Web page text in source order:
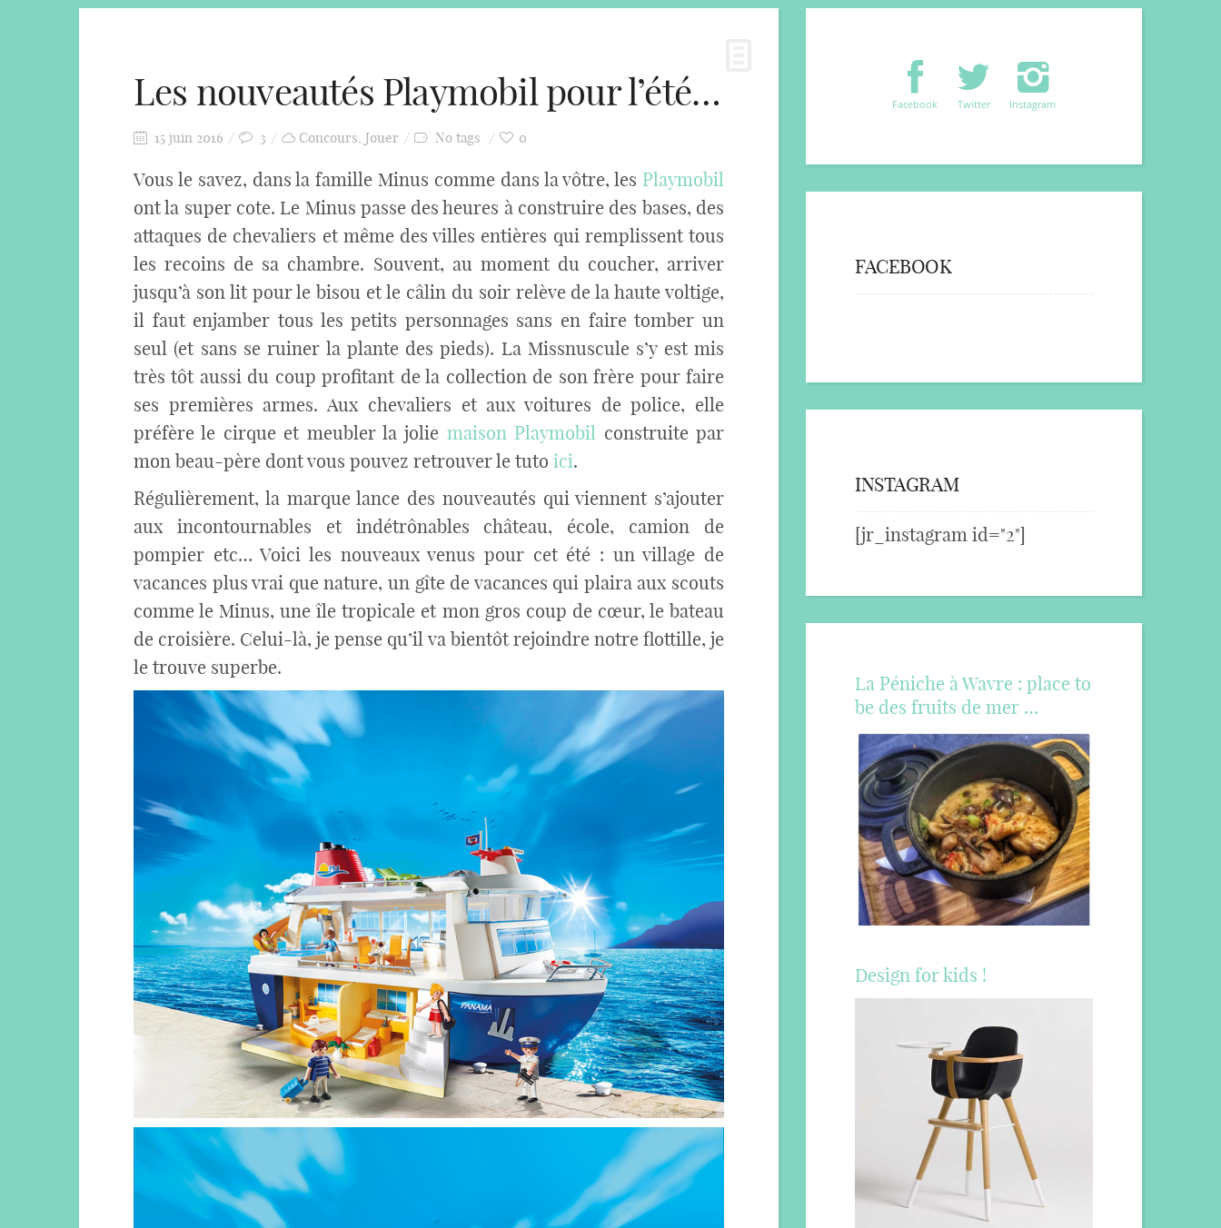
Les nouveautés Playmobil pour l’été…
15 juin 2016 3 Concours, Jouer No tags 0
Vous le savez, dans la famille Minus comme dans la vôtre, les Playmobil
ont la super cote. Le Minus passe des heures à construire des bases, des
attaques de chevaliers et même des villes entières qui remplissent tous
les recoins de sa chambre. Souvent, au moment du coucher, arriver
jusqu’à son lit pour le bisou et le câlin du soir relève de la haute voltige,
il faut enjamber tous les petits personnages sans en faire tomber un
seul (et sans se ruiner la plante des pieds). La Missnuscule s’y est mis
très tôt aussi du coup profitant de la collection de son frère pour faire
ses premières armes. Aux chevaliers et aux voitures de police, elle
préfère le cirque et meubler la jolie maison Playmobil construite par
mon beau-père dont vous pouvez retrouver le tuto ici.
Régulièrement, la marque lance des nouveautés qui viennent s’ajouter
aux incontournables et indétrônables château, école, camion de
pompier etc… Voici les nouveaux venus pour cet été : un village de
vacances plus vrai que nature, un gîte de vacances qui plaira aux scouts
comme le Minus, une île tropicale et mon gros coup de cœur, le bateau
de croisière. Celui-là, je pense qu’il va bientôt rejoindre notre flottille, je
le trouve superbe.
Facebook Twitter Instagram
FACEBOOK
INSTAGRAM
[jr_instagram id="2"]
La Péniche à Wavre : place to
be des fruits de mer …
Design for kids !